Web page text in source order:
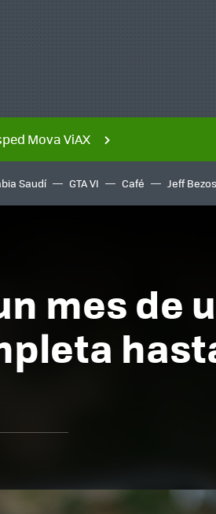
Mova ViAX
Saudí GTA VI Café Jeff Bezos
mes de